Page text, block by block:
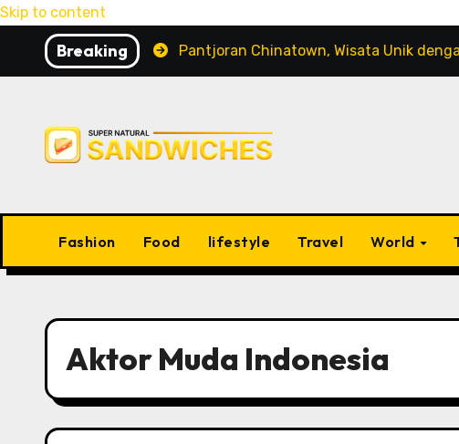
Skip to content
BreakingPantjoran Chinatown, Wisata Unik dengan
Fashion Food lifestyle Travel World
Aktor Muda Indonesia